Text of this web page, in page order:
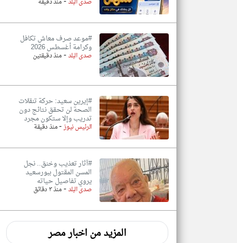
#موعد صرف معاش تكافل
وكرامة أغسطس 2026
صدى البلد-منذ دقيقتين
#إيرين سعيد: حركة تنقلات
الصحة لن تحقق نتائج دون
تدريب وإلا ستكون مجرد
الرئيس نيوز-منذ دقيقة
#آثار تعذيب وخنق.. نجل
المسن المقتول ببورسعيد
يروي تفاصيل حياته
صدى البلد-منذ ٣ دقائق
المزيد من اخبار مصر